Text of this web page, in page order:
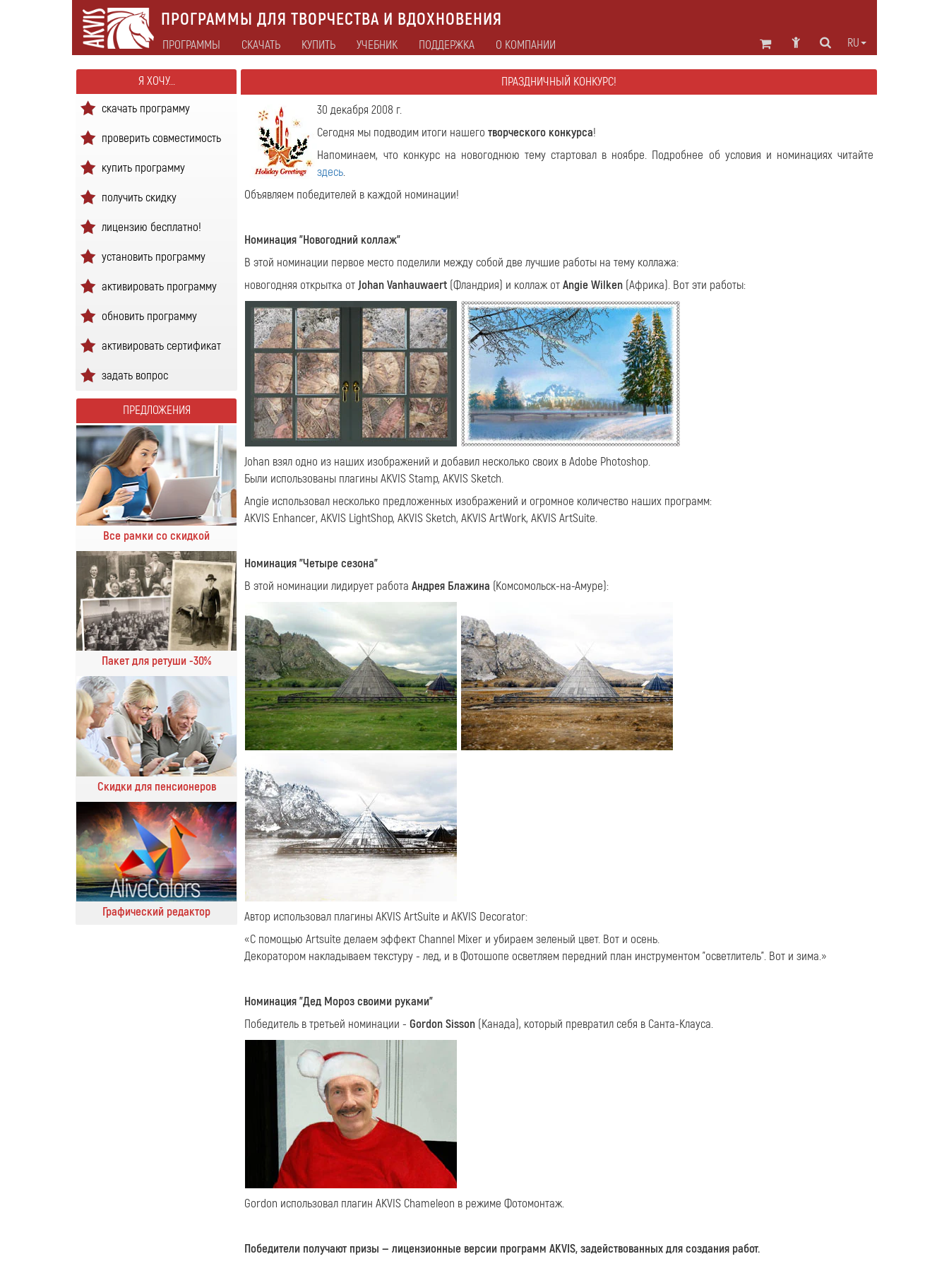
ПРОГРАММЫ ДЛЯ ТВОРЧЕСТВА И ВДОХНОВЕНИЯ
RU
ПРОГРАММЫ СКАЧАТЬ КУПИТЬ УЧЕБНИК ПОДДЕРЖКА О КОМПАНИИ
Я ХОЧУ...
скачать программу
проверить совместимость
купить программу
получить скидку
лицензию бесплатно!
установить программу
активировать программу
обновить программу
активировать сертификат
задать вопрос
ПРЕДЛОЖЕНИЯ
Все рамки со скидкой
Пакет для ретуши -30%
Скидки для пенсионеров
Графический редактор
ПРАЗДНИЧНЫЙ КОНКУРС!
30 декабря 2008 г.
Сегодня мы подводим итоги нашеготворческого конкурса!
Напоминаем, что конкурс на новогоднюю тему стартовал в ноябре. Подробнее об условия и номинациях читайте
здесь.
Объявляем победителей в каждой номинации!
Номинация "Новогодний коллаж"
В этой номинации первое место поделили между собой две лучшие работы на тему коллажа:
новогодняя открытка от Johan Vanhauwaert (Фландрия) и коллаж отAngie Wilken (Африка). Вот эти работы:
Johan взял одно из наших изображений и добавил несколько своих в Adobe Photoshop.
Были использованы плагины AKVIS Stamp, AKVIS Sketch.
Angie использовал несколько предложенных изображений и огромное количество наших программ:
AKVIS Enhancer, AKVIS LightShop, AKVIS Sketch, AKVIS ArtWork, AKVIS ArtSuite.
Номинация "Четыре сезона"
В этой номинации лидирует работаАндрея Блажина (Комсомольск-на-Амуре):
Автор использовал плагины AKVIS ArtSuite и AKVIS Decorator:
«C помощью Artsuite делаем эффект Channel Mixer и убираем зеленый цвет. Вот и осень.
Декоратором накладываем текстуру - лед, и в Фотошопе осветляем передний план инструментом "осветлитель". Вот и зима.»
Номинация "Дед Мороз своими руками"
Победитель в третьей номинации -Gordon Sisson (Канада), который превратил себя в Санта-Клауса.
Gordon использовал плагин AKVIS Chameleon в режиме Фотомонтаж.
Победители получают призы — лицензионные версии программ AKVIS, задействованных для создания работ.